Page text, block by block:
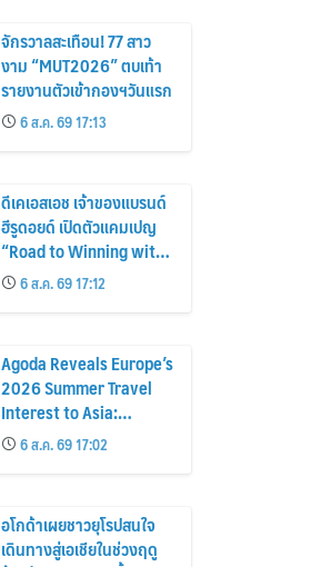
จักรวาลสะเทือน! 77 สาว
งาม “MUT2026” ตบเท้า
รายงานตัวเข้ากองฯวันแรก
6 ส.ค. 69 17:13
ดีเคเอสเอช เจ้าของแบรนด์
ฮีรูดอยด์ เปิดตัวแคมเปญ
“Road to Winning with
the MPS Science”
6 ส.ค. 69 17:12
Agoda Reveals Europe’s
2026 Summer Travel
Interest to Asia:
Bangkok, Koh Samui,
and Pattaya Among the
Top Cities
6 ส.ค. 69 17:02
อโกด้าเผยชาวยุโรปสนใจ
เดินทางสู่เอเชียในช่วงฤดู